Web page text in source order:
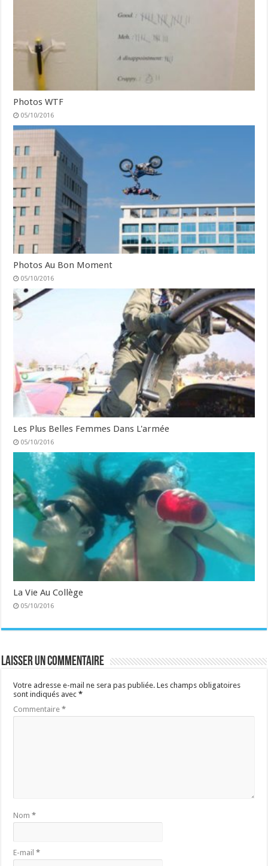
Photos WTF
05/10/2016
Photos Au Bon Moment
05/10/2016
Les Plus Belles Femmes Dans L'armée
05/10/2016
La Vie Au Collège
05/10/2016
Laisser un commentaire
Votre adresse e-mail ne sera pas publiée. Les champs obligatoires
sont indiqués avec*
Commentaire*
Nom*
E-mail*